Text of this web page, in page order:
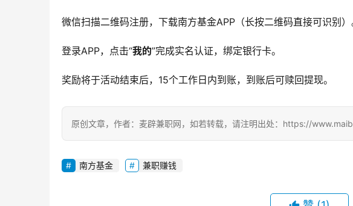
微信扫描二维码注册，下载南方基金APP（长按二维码直接可识别）
登录APP，点击“我的”完成实名认证，绑定银行卡。
奖励将于活动结束后，15个工作日内到账，到账后可赎回提现。
原创文章，作者：麦辟兼职网，如若转载，请注明出处：https://
南方基金 兼职赚钱